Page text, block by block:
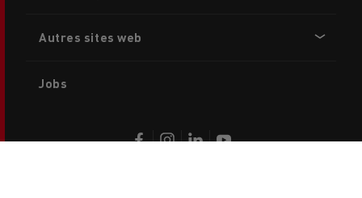
Autres sites web
Jobs